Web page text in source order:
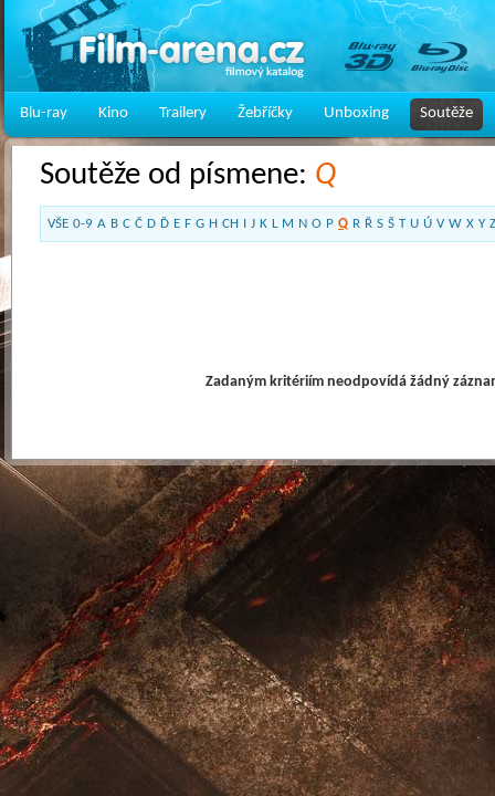
Blu-ray Kino Trailery Žebříčky Unboxing Soutěže
Soutěže od písmene: Q
VŠE 0-9 A B C Č D Ď E F G H CH I J K L M N O P Q R Ř S Š T U Ú V W X Y Z
Zadaným kritériím neodpovídá žádný